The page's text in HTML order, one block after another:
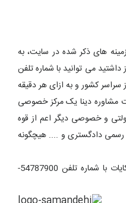
های ذکر شده در سایت، به
می توانید با شماره تلفن
از سراسر کشور و به ازای هر دقیقه
سایت مشاوره دینا یک مرکز خصوصی
و خصوصی دیگر اعم از قوه
رسمی دادگستری و .... هیچگونه
جهت ارئه انتقادات، پیشنهادات و شکایات با شماره تلفن 54787900-